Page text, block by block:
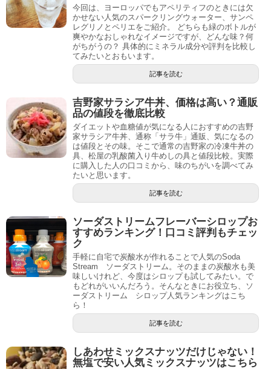
今回は、ヨーロッパでもアペリティフのときには欠
かせない人気のスパークリングウォーター、サンペ
レグリノとペリエをご紹介。 どちらも緑のボトルが
爽やかなおしゃれなイメージですが、どんな味？何
がちがうの？ 具体的にミネラル成分や評判を比較し
てみたいとおもいます。
記事を読む
吉野家サラシア牛丼、価格は高い？通販
品の値段を徹底比較
ダイエットや血糖値が気になる人におすすめの吉野
家サラシア牛丼、通称「サラ牛」通販、気になるの
は値段とその味。そこで通常の吉野家の冷凍牛丼の
具、松屋の乳酸菌入り牛めしの具と値段比較。実際
に購入した人の口コミから、味のちがいを調べてみ
たいと思います。
記事を読む
ソーダストリームフレーバーシロップお
すすめランキング！口コミ評判もチェッ
ク
手軽に自宅で炭酸水が作れることで人気のSoda
Stream ソーダストリーム。そのままの炭酸水も美
味しいけれど、今度はシロップも試してみたい。で
もどれがいいんだろう。そんなときにお役立ち、ソ
ーダストリーム シロップ人気ランキングはこち
ら！
記事を読む
しあわせミックスナッツだけじゃない！
無塩で安い人気ミックスナッツはこちら